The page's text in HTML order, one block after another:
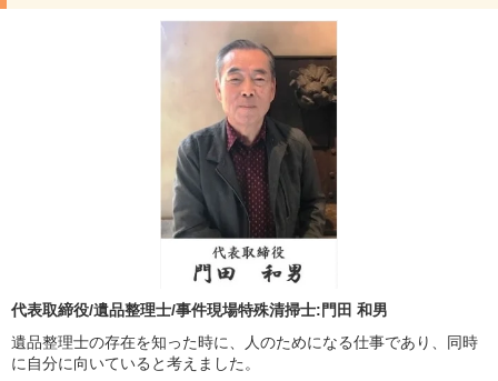
代表取締役/遺品整理士/事件現場特殊清掃士:門田 和男
遺品整理士の存在を知った時に、人のためになる仕事であり、同時
に自分に向いていると考えました。